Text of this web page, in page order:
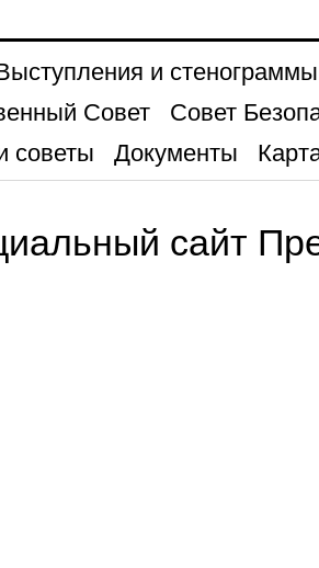
и стенограммы
Совет
Совет
советы
Документы
сайт